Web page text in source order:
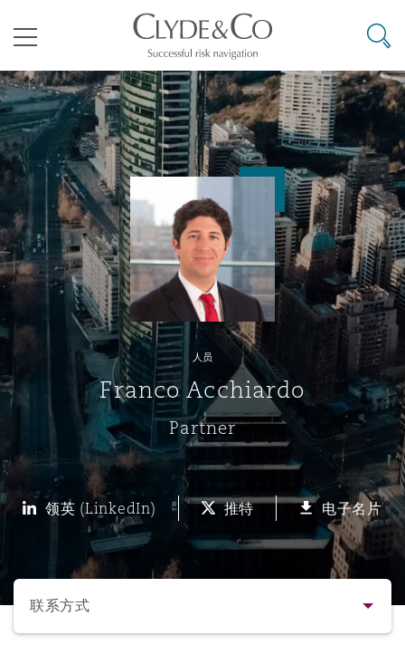
空 Business Jets
Carrier Liability
Commerical Dispute
Debt Recovery
Emergency Response & Crisis
Management
Finance & Leasing
业与咨询
商业
公司
企业、商业与合规保险
数据保护与隐私权
劳动、养老金和移民n
金融
议解决
Commercial Arbitration
Commercial Disputes
Commercial Litigation
源、海洋与贸易
Energy & Natural Resources
Marine
Trade & Commodities
险和再保险
Bermuda Form
Casualty
Corporate, Commercial &
Insurance
Cyber Risk
Employers' & Public Liability
Employment Practices
目和建筑工程
Construction Disputes
环境保护法
基础设施
PPP/PFI
Public Procurement
房地产
管法规与调查
Anti-Bribery & Corruption
Compliance
External Investigations
Financial Services
Fraud & White-Collar Crime
Internal Investigations
候变化
Code
& Co Newton - 解锁智能索赔新模式
议融资
Eco Audit
罗
普敦
累斯萨拉姆
翰内斯堡
罗比 – 联营办公室
谷
京
里斯班
庆
港
隆坡 – 联营办公室
尔本
拉加斯
西哥城
约热内卢
地亚哥 – 联营办公室
保罗
布扎比
罗
拜
达
特兰大
士顿
尔加里
加哥
拉斯
萨斯城
伯丁
尔法斯特
里斯托尔
里
柏林（圣史蒂芬绿地大厦）
塞尔多夫
目录
其礼律所事务所
搜寻
人员
Franco Acchiardo
Partner
领英 (LinkedIn) 推特 电子名片
选择所需部分
联系方式